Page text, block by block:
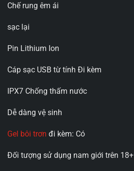
Chế rung êm ái
sạc lại
Pin Lithium Ion
Cáp sạc USB từ tính Đi kèm
IPX7 Chống thấm nước
Dễ dàng vệ sinh
Gel bôi trơn đi kèm: Có
Đối tượng sử dụng nam giới trên 18+